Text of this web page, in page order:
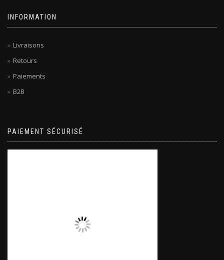
INFORMATION
Livraisons
Retours
Paiements
B2B
PAIEMENT SÉCURISÉ